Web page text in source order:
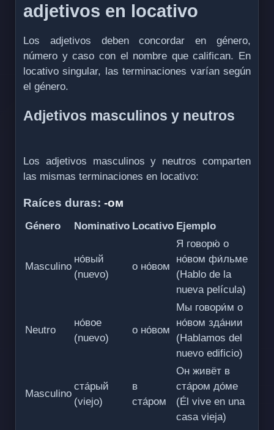
adjetivos en locativo
Los adjetivos deben concordar en género,
número y caso con el nombre que califican. En
locativo singular, las terminaciones varían según
el género.
Adjetivos masculinos y neutros
Los adjetivos masculinos y neutros comparten
las mismas terminaciones en locativo:
Raíces duras: -ом
Género Nominativo Locativo Ejemplo
Masculino
но́вый
(nuevo)
о но́вом
Я говорю́ о
но́вом фи́льме
(Hablo de la
nueva película)
Neutro
но́вое
(nuevo)
о но́вом
Мы говори́м о
но́вом зда́нии
(Hablamos del
nuevo edificio)
Masculino
ста́рый
(viejo)
в
ста́ром
Он живёт в
ста́ром до́ме
(Él vive en una
casa vieja)